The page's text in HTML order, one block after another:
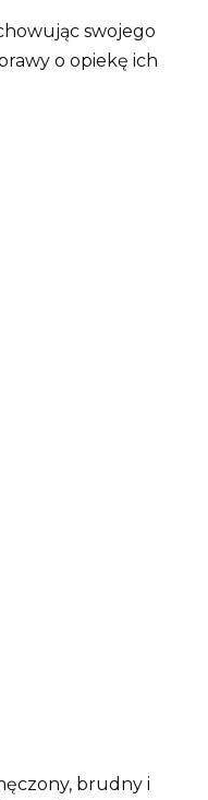
swojego
o opiekę ich
brudny i